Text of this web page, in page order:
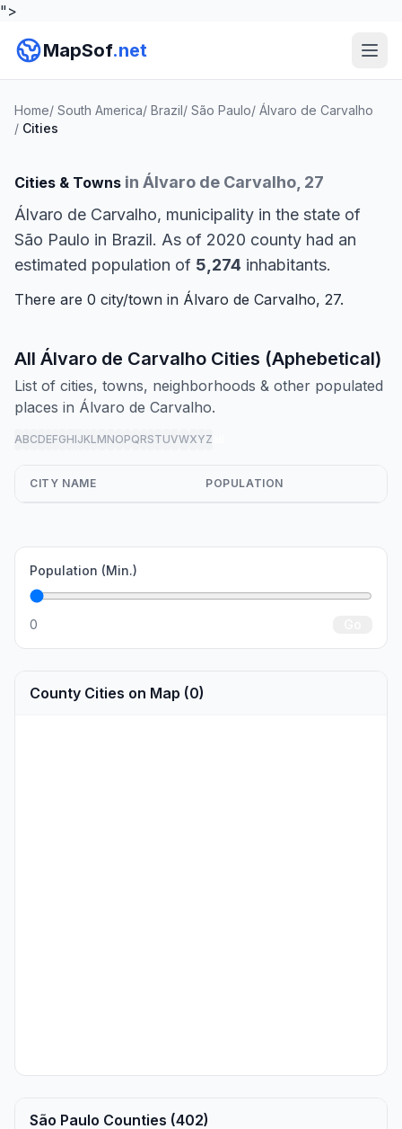
">
MapSof.net
Home/ South America/ Brazil/ São Paulo/ Álvaro de Carvalho
/ Cities
Cities & Towns in Álvaro de Carvalho, 27
Álvaro de Carvalho, municipality in the state of
São Paulo in Brazil. As of 2020 county had an
estimated population of 5,274 inhabitants.
There are 0 city/town in Álvaro de Carvalho, 27.
All Álvaro de Carvalho Cities (Aphebetical)
List of cities, towns, neighborhoods & other populated
places in Álvaro de Carvalho.
ABCDEFGHIJKLMNOPQRSTUVWXYZ
CITY NAME POPULATION
Population (Min.)
0
County Cities on Map (0)
São Paulo Counties (402)